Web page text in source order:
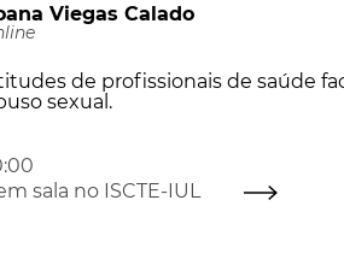
Viegas Calado
de profissionais de saúde
sexual.
sala no ISCTE-IUL